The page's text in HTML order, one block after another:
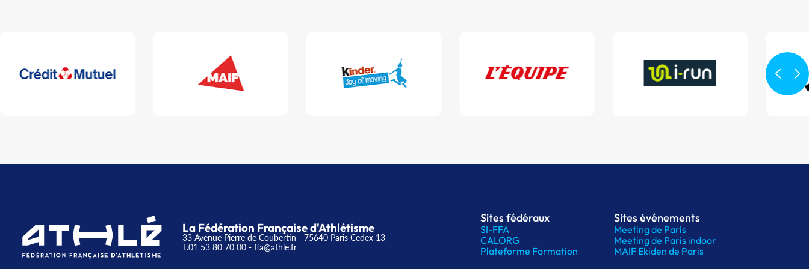
La Fédération Française d'Athlétisme
33 Avenue Pierre de Coubertin - 75640 Paris Cedex 13
T.01 53 80 70 00 - ffa@athle.fr
Sites fédéraux
SI-FFA
CALORG
Plateforme Formation
Sites événements
Meeting de Paris
Meeting de Paris indoor
MAIF Ekiden de Paris